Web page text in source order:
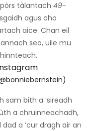
tàlantach 49-
agus cho
aice. Chan eil
seo, uile mu
sam bith a ’sireadh
a chruinneachadh,
a ’cur dragh air an